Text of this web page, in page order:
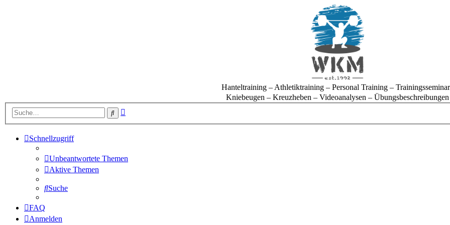
Hanteltraining – Athletiktraining – Personal Training –
Kniebeugen – Kreuzheben – Videoanalysen – Übungsbeschreibungen
Suche
Schnellzugriff
Unbeantwortete Themen
Aktive Themen
Suche
FAQ
Anmelden